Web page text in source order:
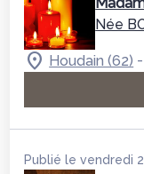
Née
Houdain (62) -
Publié le vendredi